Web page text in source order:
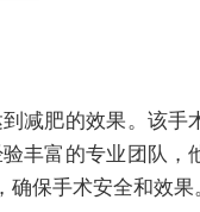
减肥的效果。该手
丰富的专业团队，
保手术安全和效果。